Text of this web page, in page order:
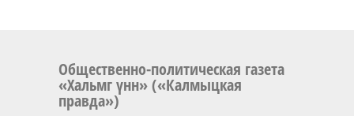
Общественно-политическая газета
«Хальмг үнн» («Калмыцкая
правда»)